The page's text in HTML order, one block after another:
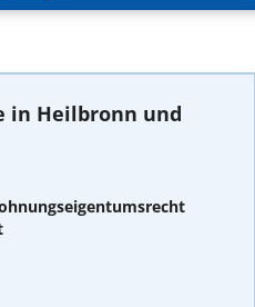
in Heilbronn und